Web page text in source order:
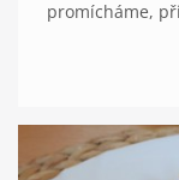
promícháme,